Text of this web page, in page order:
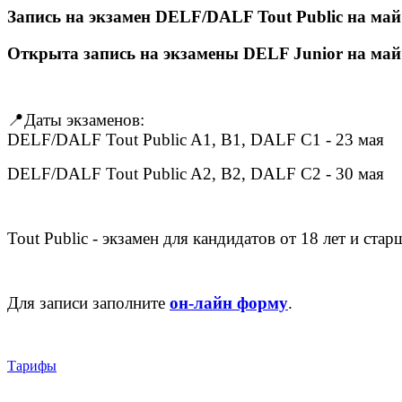
Запись на экзамен DELF/DALF Tout Public на
Открыта запись на экзамены DELF Junior на
📍Даты экзаменов:
DELF/DALF Tout Public A1, B1, DALF C1 - 23 мая
DELF/DALF Tout Public A2, B2, DALF C2 - 30 мая
Tout Public - экзамен для кандидатов от 18 лет и
Для записи заполните он-лайн форму.
Тарифы